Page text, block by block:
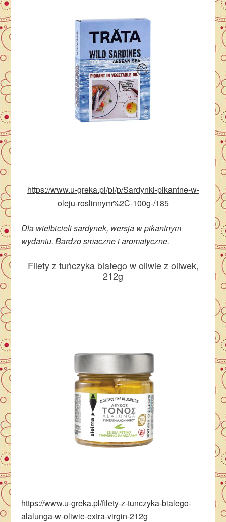
https://www.u-greka.pl/pl/p/Sardynki-pikantne-w-
oleju-roslinnym%2C-100g-/185
Dla wielbicieli sardynek, wersja w pikantnym
wydaniu. Bardzo smaczne i aromatyczne.
Filety z tuńczyka białego w oliwie z oliwek,
212g
https://www.u-greka.pl/filety-z-tunczyka-bialego-
alalunga-w-oliwie-extra-virgin-212g